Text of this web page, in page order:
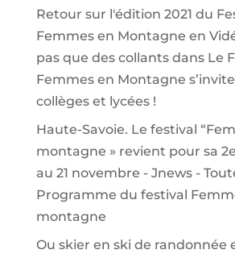
Retour sur l'édition 2021 du
Femmes en Montagne en
pas que des collantsdans Le
Femmes en Montagne
collèges et lycées !
Haute-Savoie. Le festival
montagne » revient pour sa
au 21 novembre - Jnews -
Programme du festival
montagne
Ou skier en ski de randonnée